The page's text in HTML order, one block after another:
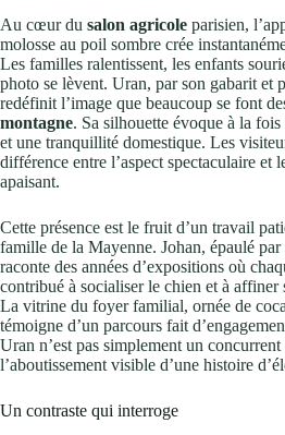
Au cœur du salon agricole parisien,
molosse au poil sombre crée
Les familles ralentissent, les enfants
photo se lèvent. Uran, par son gabarit et
redéfinit l’image que beaucoup se font
montagne. Sa silhouette évoque à la
et une tranquillité domestique. Les
différence entre l’aspect spectaculaire et
apaisant.
Cette présence est le fruit d’un travail
famille de la Mayenne. Johan, épaulé par
raconte des années d’expositions où
contribué à socialiser le chien et à affiner
La vitrine du foyer familial, ornée de
témoigne d’un parcours fait
Uran n’est pas simplement un
l’aboutissement visible d’une histoire
Un contraste qui interroge